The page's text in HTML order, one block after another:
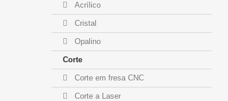
Acrílico
Cristal
Opalino
Corte
Corte em fresa CNC
Corte a Laser